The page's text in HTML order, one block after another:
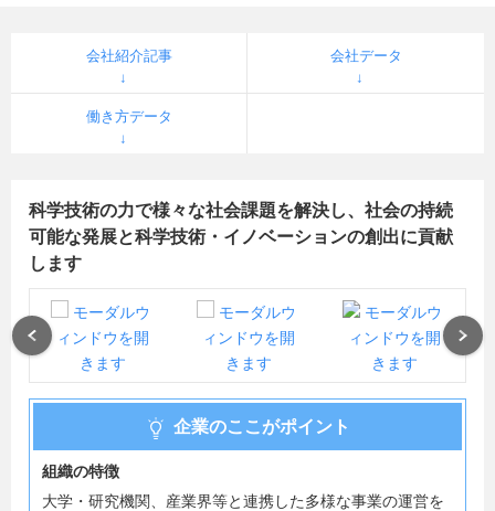
会社紹介記事 会社データ
働き方データ
科学技術の力で様々な社会課題を解決し、社会の持続
可能な発展と科学技術・イノベーションの創出に貢献
します
企業のここがポイント
組織の特徴
大学・研究機関、産業界等と連携した多様な事業の運営を